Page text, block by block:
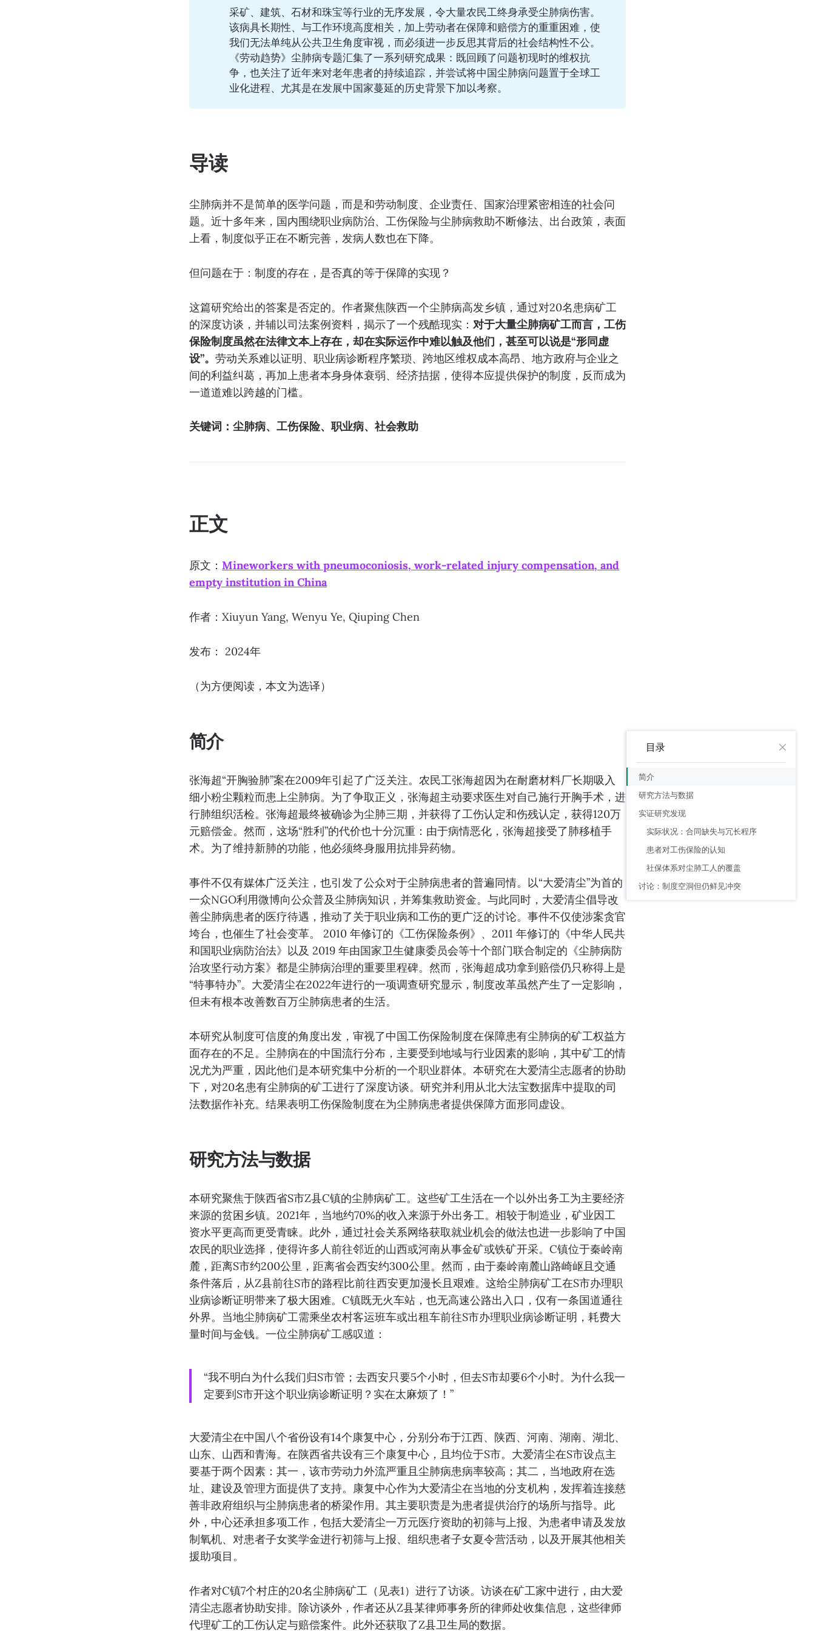
采矿、建筑、石材和珠宝等行业的无序发展，令大量农民工终身承受尘肺病伤害。
该病具长期性、与工作环境高度相关，加上劳动者在保障和赔偿方的重重困难，使
我们无法单纯从公共卫生角度审视，而必须进一步反思其背后的社会结构性不公。
《劳动趋势》尘肺病专题汇集了一系列研究成果：既回顾了问题初现时的维权抗
争，也关注了近年来对老年患者的持续追踪，并尝试将中国尘肺病问题置于全球工
业化进程、尤其是在发展中国家蔓延的历史背景下加以考察。
导读
尘肺病并不是简单的医学问题，而是和劳动制度、企业责任、国家治理紧密相连的社会问
题。近十多年来，国内围绕职业病防治、工伤保险与尘肺病救助不断修法、出台政策，表面
上看，制度似乎正在不断完善，发病人数也在下降。
但问题在于：制度的存在，是否真的等于保障的实现？
这篇研究给出的答案是否定的。作者聚焦陕西一个尘肺病高发乡镇，通过对20名患病矿工
的深度访谈，并辅以司法案例资料，揭示了一个残酷现实： 对于大量尘肺病矿工而言，工伤
保险制度虽然在法律文本上存在，却在实际运作中难以触及他们，甚至可以说是“形同虚
设”。 劳动关系难以证明、职业病诊断程序繁琐、跨地区维权成本高昂、地方政府与企业之
间的利益纠葛，再加上患者本身身体衰弱、经济拮据，使得本应提供保护的制度，反而成为
一道道难以跨越的门槛。
关键词：尘肺病、工伤保险、职业病、社会救助
正文
原文： Mineworkers with pneumoconiosis, work-related injury compensation, and
empty institution in China
作者：Xiuyun Yang, Wenyu Ye, Qiuping Chen
发布： 2024年
（为方便阅读，本文为选译）
简介
张海超“开胸验肺”案在2009年引起了广泛关注。农民工张海超因为在耐磨材料厂长期吸入
细小粉尘颗粒而患上尘肺病。为了争取正义，张海超主动要求医生对自己施行开胸手术，进
行肺组织活检。张海超最终被确诊为尘肺三期，并获得了工伤认定和伤残认定，获得120万
元赔偿金。然而，这场“胜利”的代价也十分沉重：由于病情恶化，张海超接受了肺移植手
术。为了维持新肺的功能，他必须终身服用抗排异药物。
事件不仅有媒体广泛关注，也引发了公众对于尘肺病患者的普遍同情。以“大爱清尘”为首的
一众NGO利用微博向公众普及尘肺病知识，并筹集救助资金。与此同时，大爱清尘倡导改
善尘肺病患者的医疗待遇，推动了关于职业病和工伤的更广泛的讨论。事件不仅使涉案贪官
垮台，也催生了社会变革。 2010 年修订的《工伤保险条例》、2011 年修订的《中华人民共
和国职业病防治法》以及 2019 年由国家卫生健康委员会等十个部门联合制定的《尘肺病防
治攻坚行动方案》都是尘肺病治理的重要里程碑。然而，张海超成功拿到赔偿仍只称得上是
“特事特办”。大爱清尘在2022年进行的一项调查研究显示，制度改革虽然产生了一定影响，
但未有根本改善数百万尘肺病患者的生活。
本研究从制度可信度的角度出发，审视了中国工伤保险制度在保障患有尘肺病的矿工权益方
面存在的不足。尘肺病在的中国流行分布，主要受到地域与行业因素的影响，其中矿工的情
况尤为严重，因此他们是本研究集中分析的一个职业群体。本研究在大爱清尘志愿者的协助
下，对20名患有尘肺病的矿工进行了深度访谈。研究并利用从北大法宝数据库中提取的司
法数据作补充。结果表明工伤保险制度在为尘肺病患者提供保障方面形同虚设。
研究方法与数据
本研究聚焦于陕西省S市Z县C镇的尘肺病矿工。这些矿工生活在一个以外出务工为主要经济
来源的贫困乡镇。2021年，当地约70%的收入来源于外出务工。相较于制造业，矿业因工
资水平更高而更受青睐。此外，通过社会关系网络获取就业机会的做法也进一步影响了中国
农民的职业选择，使得许多人前往邻近的山西或河南从事金矿或铁矿开采。C镇位于秦岭南
麓，距离S市约200公里，距离省会西安约300公里。然而，由于秦岭南麓山路崎岖且交通
条件落后，从Z县前往S市的路程比前往西安更加漫长且艰难。这给尘肺病矿工在S市办理职
业病诊断证明带来了极大困难。C镇既无火车站，也无高速公路出入口，仅有一条国道通往
外界。当地尘肺病矿工需乘坐农村客运班车或出租车前往S市办理职业病诊断证明，耗费大
量时间与金钱。一位尘肺病矿工感叹道：
“我不明白为什么我们归S市管；去西安只要5个小时，但去S市却要6个小时。为什么我一
定要到S市开这个职业病诊断证明？实在太麻烦了！”
大爱清尘在中国八个省份设有14个康复中心，分别分布于江西、陕西、河南、湖南、湖北、
山东、山西和青海。在陕西省共设有三个康复中心，且均位于S市。大爱清尘在S市设点主
要基于两个因素：其一，该市劳动力外流严重且尘肺病患病率较高；其二，当地政府在选
址、建设及管理方面提供了支持。康复中心作为大爱清尘在当地的分支机构，发挥着连接慈
善非政府组织与尘肺病患者的桥梁作用。其主要职责是为患者提供治疗的场所与指导。此
外，中心还承担多项工作，包括大爱清尘一万元医疗资助的初筛与上报、为患者申请及发放
制氧机、对患者子女奖学金进行初筛与上报、组织患者子女夏令营活动，以及开展其他相关
援助项目。
作者对C镇7个村庄的20名尘肺病矿工（见表1）进行了访谈。访谈在矿工家中进行，由大爱
清尘志愿者协助安排。除访谈外，作者还从Z县某律师事务所的律师处收集信息，这些律师
代理矿工的工伤认定与赔偿案件。此外还获取了Z县卫生局的数据。
目录
简介
研究方法与数据
实证研究发现
实际状况：合同缺失与冗长程序
患者对工伤保险的认知
社保体系对尘肺工人的覆盖
讨论：制度空洞但仍鲜见冲突